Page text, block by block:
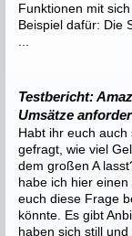
Funktionen mit
Beispiel dafür: Die
Testbericht:
Umsätze
Habt ihr euch auch
gefragt, wie viel
dem großen A
habe ich hier einen
euch diese Frage
könnte. Es gibt
haben sich still und